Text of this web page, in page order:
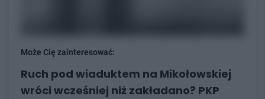
Może Cię zainteresować:
Ruch pod wiaduktem na Mikołowskiej
wróci wcześniej niż zakładano? PKP